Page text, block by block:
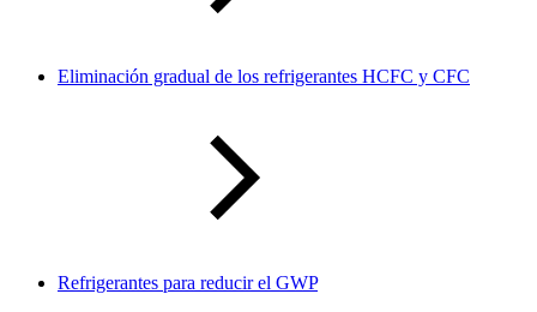
Eliminación gradual de los refrigerantes HCFC y CFC
Refrigerantes para reducir el GWP